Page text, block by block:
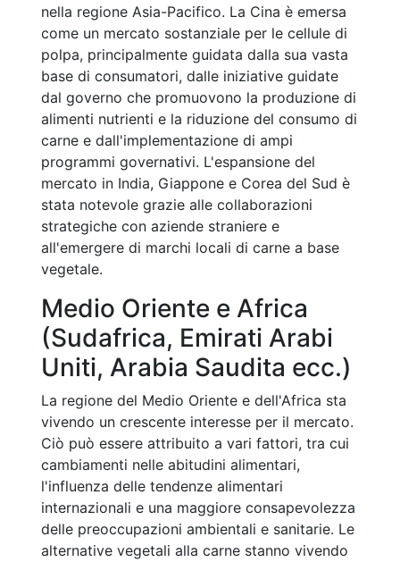
nella regione Asia-Pacifico. La Cina è emersa
come un mercato sostanziale per le cellule di
polpa, principalmente guidata dalla sua vasta
base di consumatori, dalle iniziative guidate
dal governo che promuovono la produzione di
alimenti nutrienti e la riduzione del consumo di
carne e dall'implementazione di ampi
programmi governativi. L'espansione del
mercato in India, Giappone e Corea del Sud è
stata notevole grazie alle collaborazioni
strategiche con aziende straniere e
all'emergere di marchi locali di carne a base
vegetale.
Medio Oriente e Africa
(Sudafrica, Emirati Arabi
Uniti, Arabia Saudita ecc.)
La regione del Medio Oriente e dell'Africa sta
vivendo un crescente interesse per il mercato.
Ciò può essere attribuito a vari fattori, tra cui
cambiamenti nelle abitudini alimentari,
l'influenza delle tendenze alimentari
internazionali e una maggiore consapevolezza
delle preoccupazioni ambientali e sanitarie. Le
alternative vegetali alla carne stanno vivendo